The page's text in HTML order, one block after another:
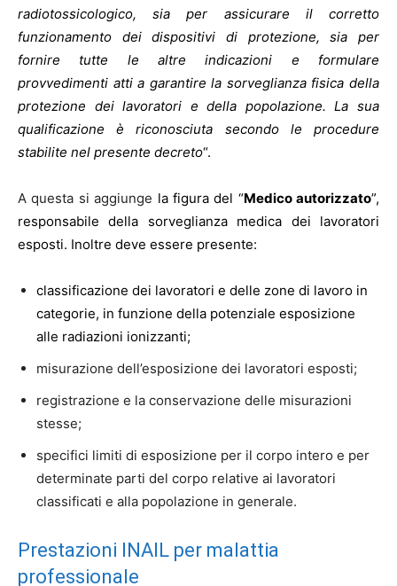
radiotossicologico, sia per assicurare il corretto
funzionamento dei dispositivi di protezione, sia per
fornire tutte le altre indicazioni e formulare
provvedimenti atti a garantire la sorveglianza fisica della
protezione dei lavoratori e della popolazione. La sua
qualificazione è riconosciuta secondo le procedure
stabilite nel presente decreto“.
A questa si aggiunge la figura del “Medico autorizzato”,
responsabile della sorveglianza medica dei lavoratori
esposti. Inoltre deve essere presente:
classificazione dei lavoratori e delle zone di lavoro in
categorie, in funzione della potenziale esposizione
alle radiazioni ionizzanti;
misurazione dell’esposizione dei lavoratori esposti;
registrazione e la conservazione delle misurazioni
stesse;
specifici limiti di esposizione per il corpo intero e per
determinate parti del corpo relative ai lavoratori
classificati e alla popolazione in generale.
Prestazioni INAIL per malattia
professionale